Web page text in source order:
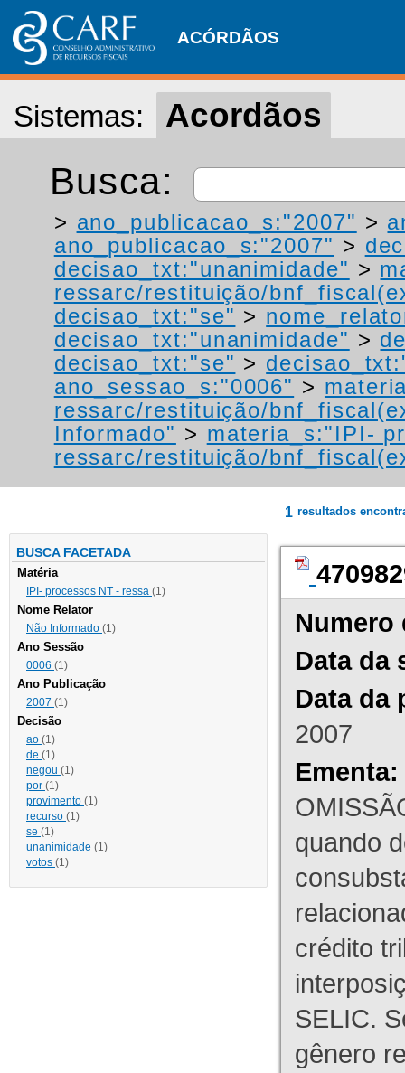
ACÓRDÃOS
Sistemas: Acordãos
Busca:
> ano_publicacao_s:"2007" >
ano_publicacao_s:"2007" >
decisao_txt:"unanimidade" >
ressarc/restituição/
decisao_txt:"se" >
decisao_txt:"unanimidade" >
decisao_txt:"se" >
ano_sessao_s:"0006" >
ressarc/restituição/
Informado" > materia_s:"IPI-
ressarc/restituição/
BUSCA FACETADA
Matéria
IPI- processos NT - ressa (1)
Nome Relator
Não Informado (1)
Ano Sessão
0006 (1)
Ano Publicação
2007 (1)
Decisão
ao (1)
de (1)
negou (1)
por (1)
provimento (1)
recurso (1)
se (1)
unanimidade (1)
votos (1)
1 resultados
Numero
Data da
Data da
2007
Ementa:
quando
crédito
SELIC.
gênero